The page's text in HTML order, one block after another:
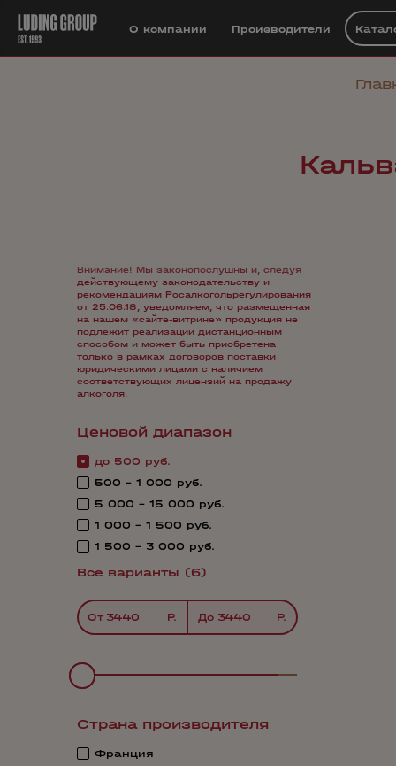
О компании Производители
Внимание! Мы законопослушны и, следуя
действующему законодательству и
рекомендациям Росалкогольрегулирования
от 25.06.18, уведомляем, что размещенная
на нашем «сайте-витрине» продукция не
подлежит реализации дистанционным
способом и может быть приобретена
только в рамках договоров поставки
юридическими лицами с наличием
соответствующих лицензий на продажу
алкоголя.
Ценовой диапазон
до 500 руб.
500 - 1 000 руб.
5 000 - 15 000 руб.
1 000 - 1 500 руб.
1 500 - 3 000 руб.
Все варианты (6)
От До
Страна производителя
Франция